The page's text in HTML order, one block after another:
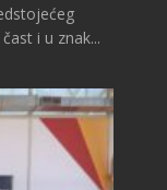
i u znak...